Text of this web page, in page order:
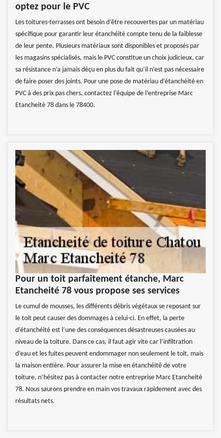
optez pour le PVC
Les toitures-terrasses ont besoin d’être recouvertes par un matériau
spécifique pour garantir leur étanchéité compte tenu de la faiblesse
de leur pente. Plusieurs matériaux sont disponibles et proposés par
les magasins spécialisés, mais le PVC constitue un choix judicieux, car
sa résistance n’a jamais déçu en plus du fait qu’il n’est pas nécessaire
de faire poser des joints. Pour une pose de matériau d’étanchéité en
PVC à des prix pas chers, contactez l’équipe de l’entreprise Marc
Etancheité 78 dans le 78400.
Pour un toit parfaitement étanche, Marc
Etancheité 78 vous propose ses services
Le cumul de mousses, les différents débris végétaux se reposant sur
le toit peut causer des dommages à celui-ci. En effet, la perte
d’étanchéité est l’une des conséquences désastreuses causées au
niveau de la toiture. Dans ce cas, il faut agir vite car l’infiltration
d’eau et les fuites peuvent endommager non seulement le toit, mais
la maison entière. Pour assurer la mise en étanchéité de votre
toiture, n’hésitez pas à contacter notre entreprise Marc Etancheité
78. Nous saurons prendre en main vos travaux rapidement avec des
résultats nets.